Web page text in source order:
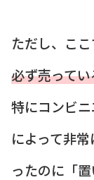
ただし、ここ
必ず売って
特にコンビ
によって非
ったのに「